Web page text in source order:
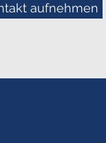
aufnehmen